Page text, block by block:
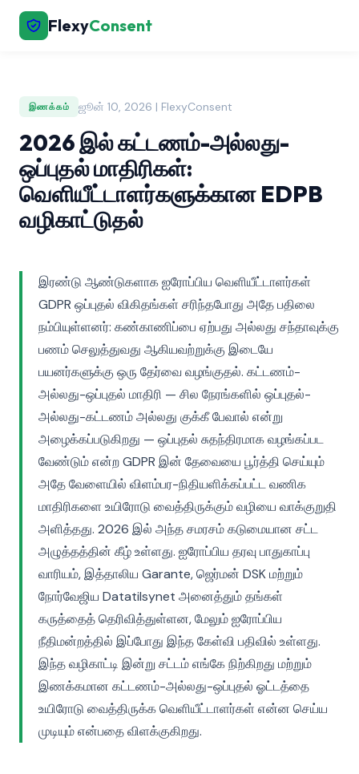
FlexyConsent
இணக்கம் ஜூன் 10, 2026 | FlexyConsent
2026 இல் கட்டணம்-அல்லது-
ஒப்புதல் மாதிரிகள்:
வெளியீட்டாளர்களுக்கான EDPB
வழிகாட்டுதல்
இரண்டு ஆண்டுகளாக ஐரோப்பிய வெளியீட்டாளர்கள்
GDPR ஒப்புதல் விகிதங்கள் சரிந்தபோது அதே பதிலை
நம்பியுள்ளனர்: கண்காணிப்பை ஏற்பது அல்லது சந்தாவுக்கு
பணம் செலுத்துவது ஆகியவற்றுக்கு இடையே
பயனர்களுக்கு ஒரு தேர்வை வழங்குதல். கட்டணம்-
அல்லது-ஒப்புதல் மாதிரி — சில நேரங்களில் ஒப்புதல்-
அல்லது-கட்டணம் அல்லது குக்கீ பேவால் என்று
அழைக்கப்படுகிறது — ஒப்புதல் சுதந்திரமாக வழங்கப்பட
வேண்டும் என்ற GDPR இன் தேவையை பூர்த்தி செய்யும்
அதே வேளையில் விளம்பர-நிதியளிக்கப்பட்ட வணிக
மாதிரிகளை உயிரோடு வைத்திருக்கும் வழியை வாக்குறுதி
அளித்தது. 2026 இல் அந்த சமரசம் கடுமையான சட்ட
அழுத்தத்தின் கீழ் உள்ளது. ஐரோப்பிய தரவு பாதுகாப்பு
வாரியம், இத்தாலிய Garante, ஜெர்மன் DSK மற்றும்
நோர்வேஜிய Datatilsynet அனைத்தும் தங்கள்
கருத்தைத் தெரிவித்துள்ளன, மேலும் ஐரோப்பிய
நீதிமன்றத்தில் இப்போது இந்த கேள்வி பதிவில் உள்ளது.
இந்த வழிகாட்டி இன்று சட்டம் எங்கே நிற்கிறது மற்றும்
இணக்கமான கட்டணம்-அல்லது-ஒப்புதல் ஓட்டத்தை
உயிரோடு வைத்திருக்க வெளியீட்டாளர்கள் என்ன செய்ய
முடியும் என்பதை விளக்குகிறது.